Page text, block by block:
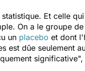
Et celle
On a le groupe
un placebo et dont
est dûe seulement